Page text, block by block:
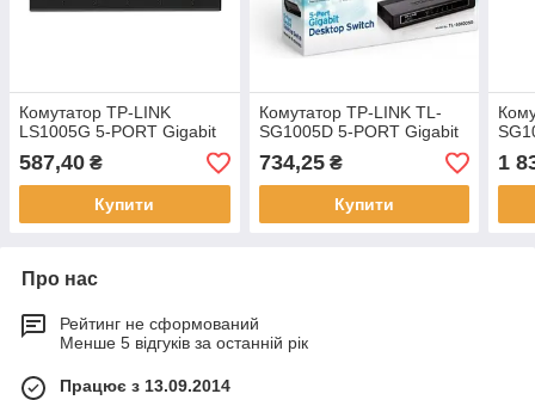
Комутатор TP-LINK
LS1005G 5-PORT Gigabit
587,40 ₴
Купити
Комутатор TP-LINK TL-
SG1005D 5-PORT Gigabit
734,25₴
Купити
1
Про нас
Рейтинг не сформований
Менше 5 відгуків за останній рік
Працює з 13.09.2014